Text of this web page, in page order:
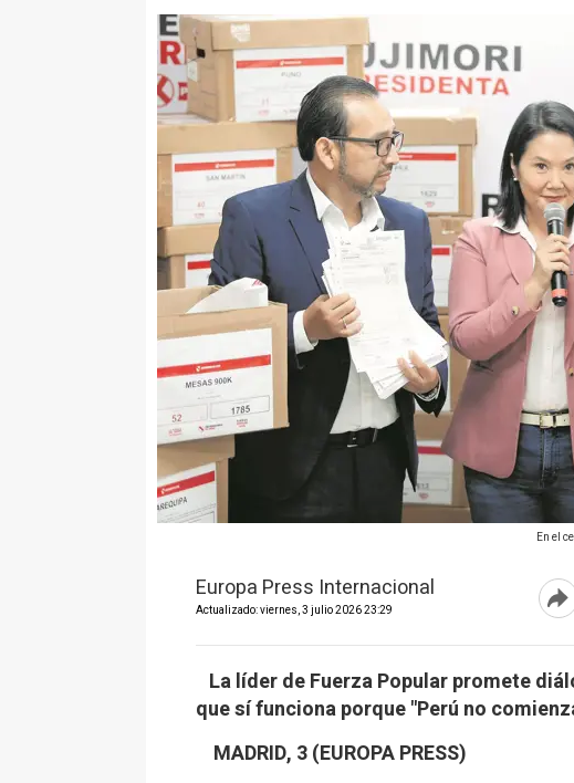
En el
Europa Press Internacional
Actualizado: viernes, 3 julio 2026 23:29
La líder de Fuerza Popular promete
que sí funciona porque "Perú no
MADRID, 3 (EUROPA PRESS)